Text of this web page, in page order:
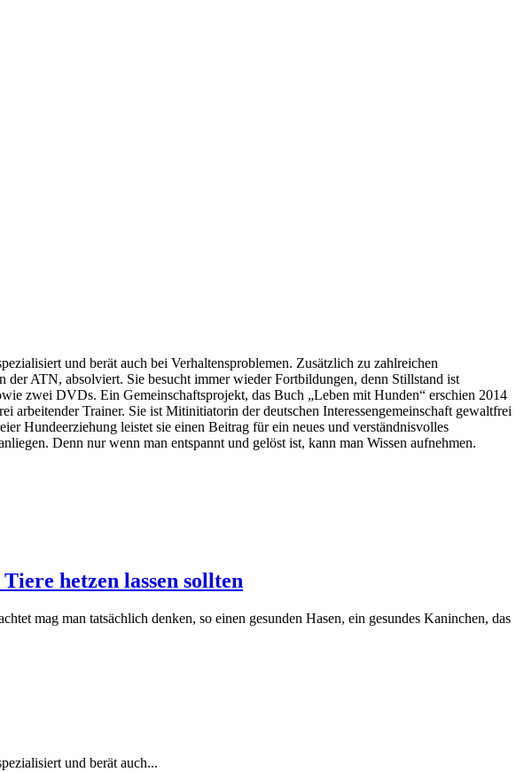
und berät auch bei Verhaltensproblemen. Zusätzlich zu zahlreichen
ATN, absolviert. Sie besucht immer wieder Fortbildungen, denn Stillstand ist
zwei DVDs. Ein Gemeinschaftsprojekt, das Buch „Leben mit Hunden“ erschien 2014
Trainer. Sie ist Mitinitiatorin der deutschen Interessengemeinschaft gewaltfrei
Hundeerziehung leistet sie einen Beitrag für ein neues und verständnisvolles
Denn nur wenn man entspannt und gelöst ist, kann man Wissen aufnehmen.
hetzen lassen sollten
mag man tatsächlich denken, so einen gesunden Hasen, ein gesundes Kaninchen, das
und berät auch...